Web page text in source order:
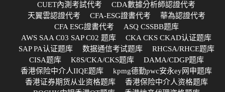
CUET內測考試代考
CDA數據分析師認證代考
天翼雲認證代考
CFA-ESG證書代考
華為認證代考
CFA ESG證書代考
ASQ CSSBB题库
AWS SAA C03 SAP C02 题库
CKA CKS CKAD认证题库
SAP PA认证题库
数据通信考试题库
RHCSA/RHCE题库
CISA题库
K8S/CKA/CKS题库
DAMA/CDGP题库
香港保险中介人IIQE题库
kpmg德勤pwc安永ey网申题库
香港证券期货从业资格题库
香港保险中介人资格题库